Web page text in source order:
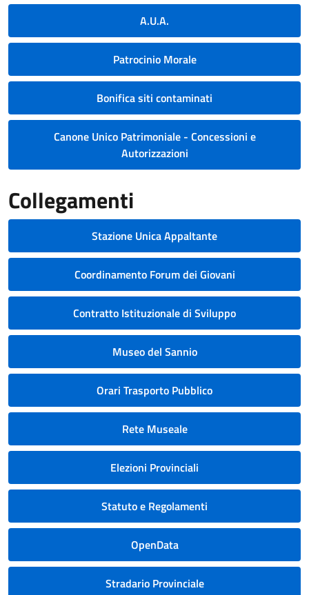
A.U.A.
Patrocinio Morale
Bonifica siti contaminati
Canone Unico Patrimoniale - Concessioni e
Autorizzazioni
Collegamenti
Stazione Unica Appaltante
Coordinamento Forum dei Giovani
Contratto Istituzionale di Sviluppo
Museo del Sannio
Orari Trasporto Pubblico
Rete Museale
Elezioni Provinciali
Statuto e Regolamenti
OpenData
Stradario Provinciale